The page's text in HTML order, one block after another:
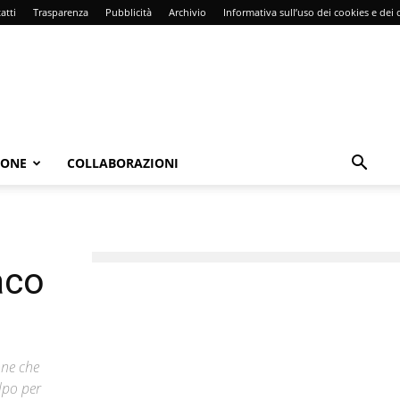
Trasparenza Pubblicità Archivio Informativa sull’uso dei cookies e dei
COLLABORAZIONI
che
per